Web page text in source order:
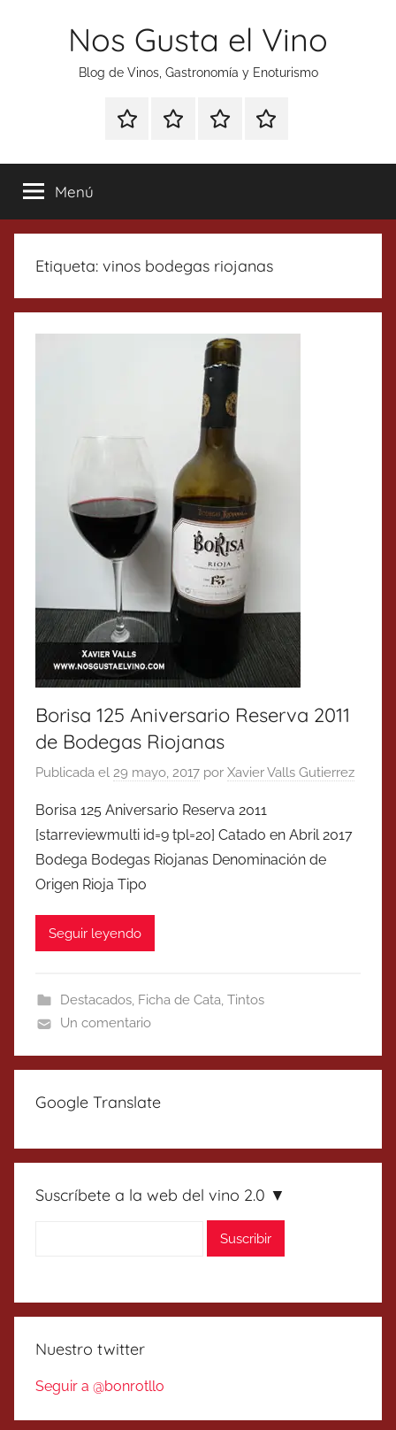
Nos Gusta el Vino
Blog de Vinos, Gastronomía y Enoturismo
Especial
Tonics
Enoturismo
Gastronomía
RankingContacto
Menú
Etiqueta: vinos bodegas riojanas
Borisa 125 Aniversario Reserva 2011
de Bodegas Riojanas
Publicada el 29 mayo, 2017 por Xavier Valls Gutierrez
Borisa 125 Aniversario Reserva 2011
[starreviewmulti id=9 tpl=20] Catado en Abril 2017
Bodega Bodegas Riojanas Denominación de
Origen Rioja Tipo
Seguir leyendo
Destacados, Ficha de Cata, Tintos
Un comentario
Google Translate
Suscríbete a la web del vino 2.0 ▼
Nuestro twitter
Seguir a @bonrotllo